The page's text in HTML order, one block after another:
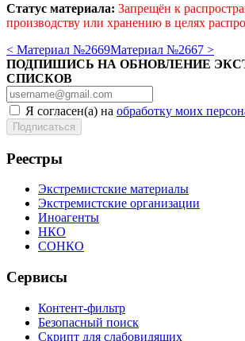
Статус материала: Запрещён к
производству или хранению в целях
< Материал №2669Материал №2667 >
ПОДПИШИСЬ НА ОБНОВЛЕНИЕ
СПИСКОВ
Я согласен(а) на обработку моих
Реестры
Экстремистские материалы
Экстремистские организации
Иноагенты
НКО
СОНКО
Сервисы
Контент-фильтр
Безопасный поиск
Скрипт для слабовидящих